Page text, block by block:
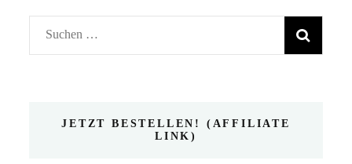
Suchen
nach:
JETZT BESTELLEN! (AFFILIATE
LINK)